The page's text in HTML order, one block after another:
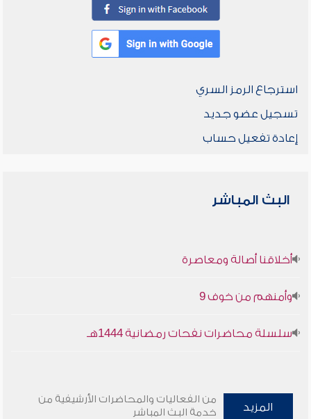
استرجاع الرمز السري
تسجيل عضو جديد
إعادة تفعيل حساب
البث المباشر
أخلاقنا أصالة ومعاصرة
وأمنهم من خوف 9
سلسلة محاضرات نفحات رمضانية 1444هـ
المزيد
من الفعاليات والمحاضرات الأرشيفية من
خدمة البث المباشر